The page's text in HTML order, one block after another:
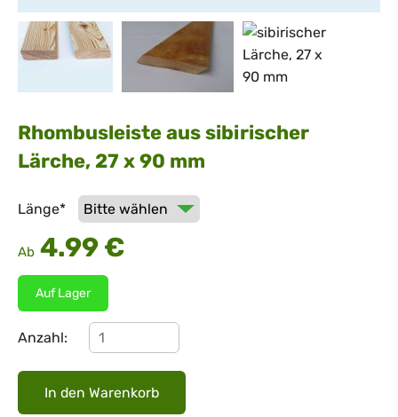
Rhombusleiste aus sibirischer
Lärche, 27 x 90 mm
Pflichtfeld
Länge*
Ab 4.99€
Auf Lager
Anzahl: